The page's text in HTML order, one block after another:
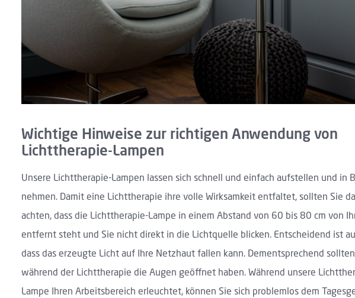
Wichtige Hinweise zur richtigen Anwendung von
Lichttherapie-Lampen
Unsere Lichttherapie-Lampen lassen sich schnell und einfach aufstellen und in
nehmen. Damit eine Lichttherapie ihre volle Wirksamkeit entfaltet, sollten Sie
achten, dass die Lichttherapie-Lampe in einem Abstand von 60 bis 80 cm von
entfernt steht und Sie nicht direkt in die Lichtquelle blicken. Entscheidend ist
dass das erzeugte Licht auf Ihre Netzhaut fallen kann. Dementsprechend
während der Lichttherapie die Augen geöffnet haben. Während unsere
Lampe Ihren Arbeitsbereich erleuchtet, können Sie sich problemlos dem